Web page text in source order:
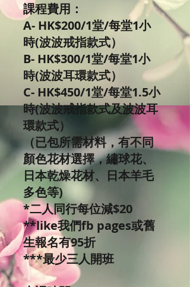
課程費用：
A- HK$200/1堂/每堂1小
時(波波戒指款式）
B- HK$300/1堂/每堂1小
時(波波耳環款式）
C- HK$450/1堂/每堂1.5小
時(波波戒指款式及波波耳
環款式）
（已包所需材料，有不同
顏色花材選擇，繡球花、
日本乾燥花材、日本羊毛
多色等)
*二人同行每位減$20
**like我們fb pages或舊
生報名有95折
***最少三人開班